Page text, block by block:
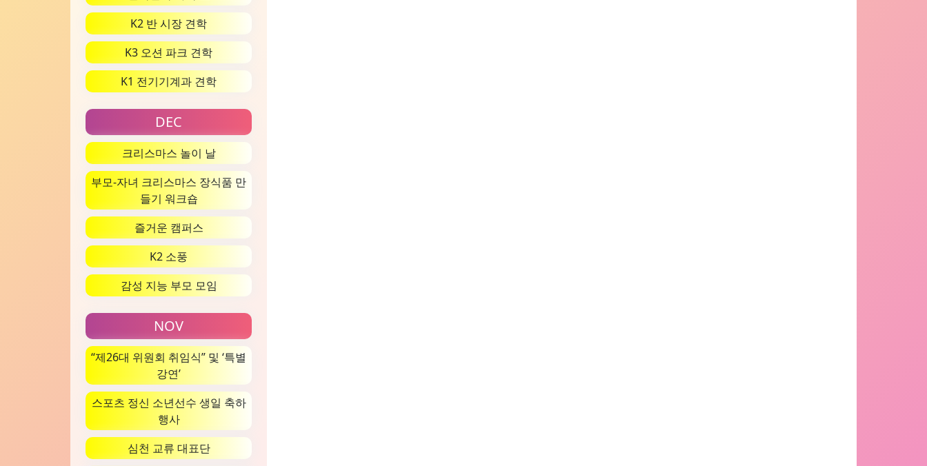
K2 반 시장 견학
K3 오션 파크 견학
K1 전기기계과 견학
DEC
크리스마스 놀이 날
부모-자녀 크리스마스 장식품 만
들기 워크숍
즐거운 캠퍼스
K2 소풍
감성 지능 부모 모임
NOV
“제26대 위원회 취임식” 및 ‘특별
강연’
스포츠 정신 소년선수 생일 축하
행사
심천 교류 대표단